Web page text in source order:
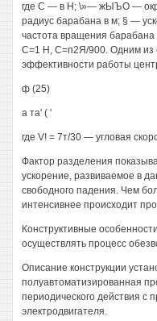
где С — в Н; \»— жЫЪО —
радиус барабана в м; § —
частота вращения
С=1 Н, С=п2Я/900. Одним из
эффективности работы
ф (25)
а та' ( '
где V! = 7т/30 — угловая
Фактор разделения
ускорение, развиваемое в
свободного падения. Чем
интенсивнее происходит
Конструктивные
осуществлять процесс
Описание конструкции
полуавтоматизированная
периодического действия с
электродвигателя.